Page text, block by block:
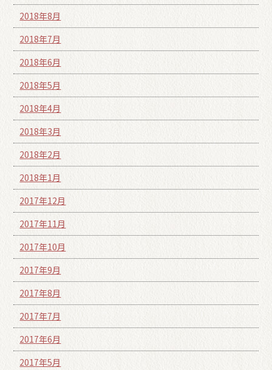
2018年8月
2018年7月
2018年6月
2018年5月
2018年4月
2018年3月
2018年2月
2018年1月
2017年12月
2017年11月
2017年10月
2017年9月
2017年8月
2017年7月
2017年6月
2017年5月